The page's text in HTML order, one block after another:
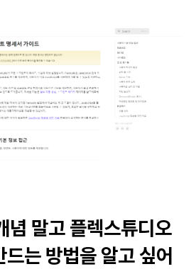
념 말고 플렉스튜디오
는 방법을 알고 싶어